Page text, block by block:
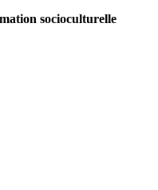
socioculturelle